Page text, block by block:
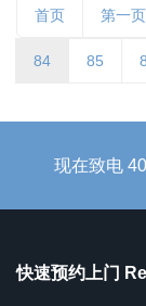
首页 第一页
84 85
现在致电
快速预约上门